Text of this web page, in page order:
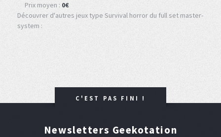
Prix moyen : 0€
Découvrer d'autres jeux type Survival horror du full set master-
system :
C'EST PAS FINI !
Newsletters Geekotation